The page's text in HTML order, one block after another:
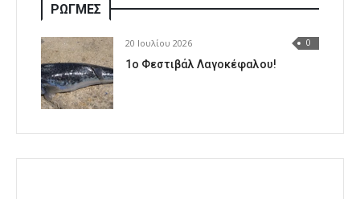
ΡΩΓΜΕΣ
20 Ιουλίου 2026 0
1o Φεστιβάλ Λαγοκέφαλου!